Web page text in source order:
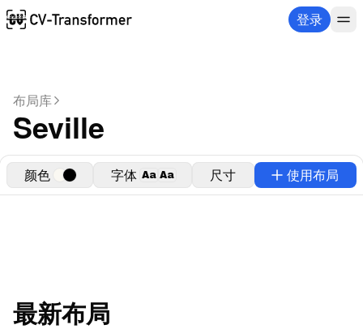
登录
布局库
Seville
颜色 字体 Aa Aa 尺寸 使用布局
最新布局